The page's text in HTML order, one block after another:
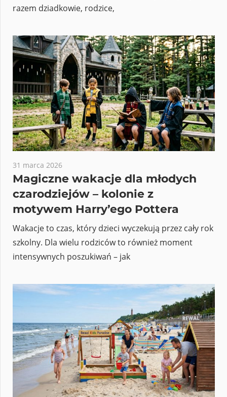
razem dziadkowie, rodzice,
31 marca 2026
Magiczne wakacje dla młodych
czarodziejów – kolonie z
motywem Harry’ego Pottera
Wakacje to czas, który dzieci wyczekują przez cały rok
szkolny. Dla wielu rodziców to również moment
intensywnych poszukiwań – jak